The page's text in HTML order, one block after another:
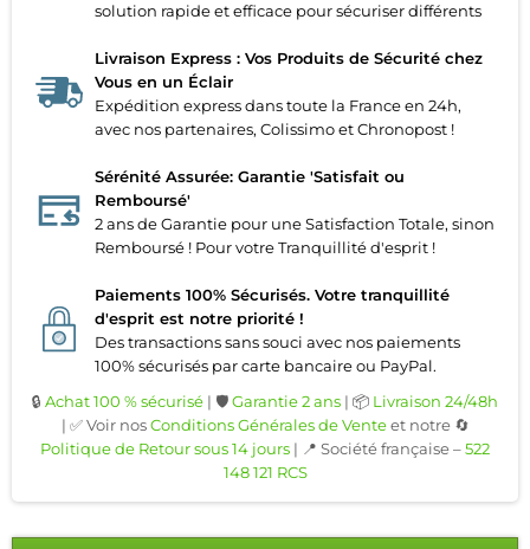
solution rapide et efficace pour sécuriser différents
Livraison Express : Vos Produits de Sécurité chez
Vous en un Éclair
Expédition express dans toute la France en 24h,
avec nos partenaires, Colissimo et Chronopost !
Sérénité Assurée: Garantie 'Satisfait ou
Remboursé'
2 ans de Garantie pour une Satisfaction Totale, sinon
Remboursé ! Pour votre Tranquillité d'esprit !
Paiements 100% Sécurisés. Votre tranquillité
d'esprit est notre priorité !
Des transactions sans souci avec nos paiements
100% sécurisés par carte bancaire ou PayPal.
🔒 Achat 100 % sécurisé | 🛡️Garantie 2 ans | 📦 Livraison 24/48h
| ✅ Voir nosConditions Générales de Venteet notre 🔄
Politique de Retour sous 14 jours | 📍 Société française –522
148 121 RCS